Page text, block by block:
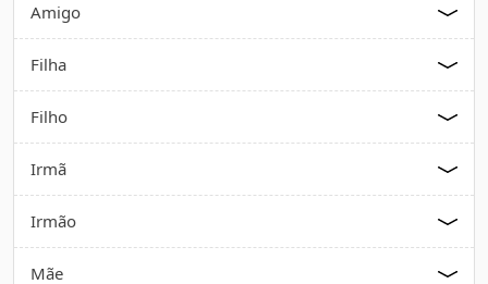
Amigo
Filha
Filho
Irmã
Irmão
Mãe